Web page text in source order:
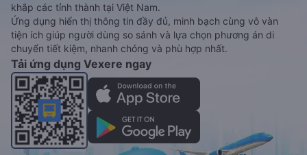
khắp các tỉnh thành tại Việt Nam.
Ứng dụng hiển thị thông tin đầy đủ, minh bạch cùng vô vàn
tiện ích giúp người dùng so sánh và lựa chọn phương án di
chuyển tiết kiệm, nhanh chóng và phù hợp nhất.
Tải ứng dụng Vexere ngay